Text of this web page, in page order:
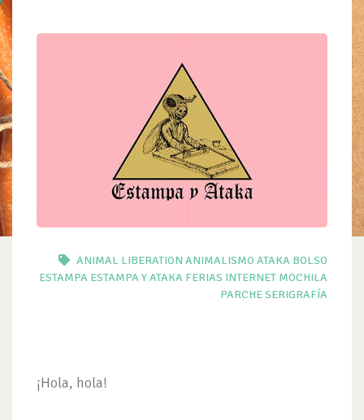
ANIMAL LIBERATION ANIMALISMO ATAKA BOLSO
ESTAMPA ESTAMPA Y ATAKA FERIAS INTERNET MOCHILA
PARCHESERIGRAFÍA
¡Hola, hola!